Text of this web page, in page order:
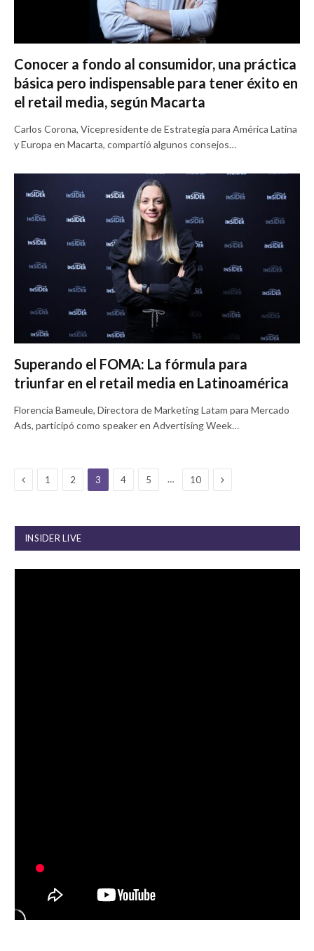
Conocer a fondo al consumidor, una práctica
básica pero indispensable para tener éxito en
el retail media, según Macarta
Carlos Corona, Vicepresidente de Estrategia para América Latina
y Europa en Macarta, compartió algunos consejos…
Superando el FOMA: La fórmula para
triunfar en el retail media en Latinoamérica
Florencia Bameule, Directora de Marketing Latam para Mercado
Ads, participó como speaker en Advertising Week…
Previous
1 2 3 4 5 … 10 Next
INSIDER LIVE